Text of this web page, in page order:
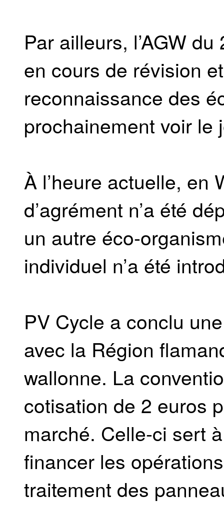
Par ailleurs, l’AGW
en cours de révision
reconnaissance des
prochainement voir le
À l’heure actuelle, en
d’agrément n’a été
un autre éco-
individuel n’a été
PV Cycle a conclu
avec la Région
wallonne. La
cotisation de 2 euros
marché. Celle-ci sert
financer les
traitement des